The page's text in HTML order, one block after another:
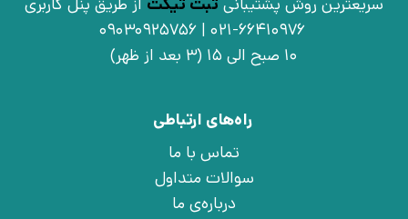
021-66410976 | 09030925756
10 صبح الی 15 (3 بعد از ظهر)
راه‌های ارتباطی
تماس با ما
سوالات متداول
درباره‌ی ما